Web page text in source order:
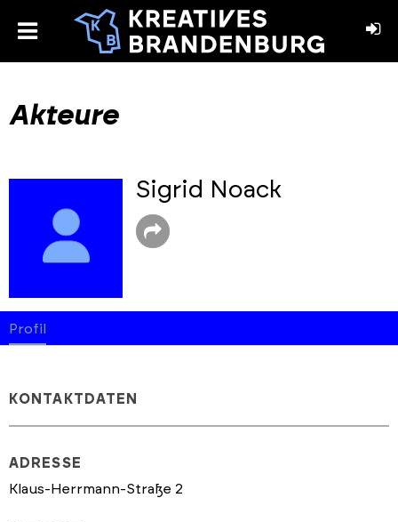
toggle
Akteure
Sigrid Noack
Profil
KONTAKTDATEN
ADRESSE
Klaus-Herrmann-Straße 2